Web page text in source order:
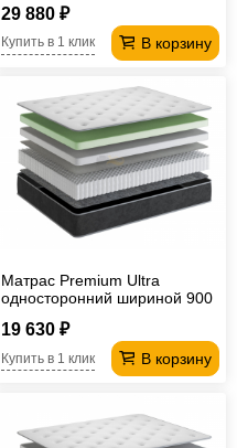
29 880 ₽
В корзину
Купить в 1 клик
Матрас Premium Ultra
односторонний шириной 900
19 630 ₽
В корзину
Купить в 1 клик